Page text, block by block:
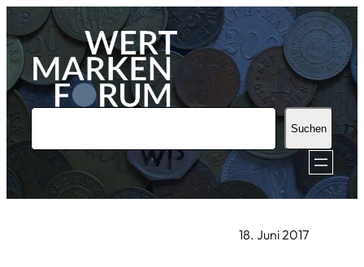
Zum
Inhalt
springen
u
h
Suchen
18. Juni 2017